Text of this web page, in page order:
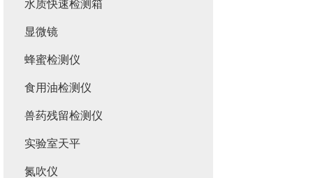
水质快速检测箱
显微镜
蜂蜜检测仪
食用油检测仪
兽药残留检测仪
实验室天平
氮吹仪